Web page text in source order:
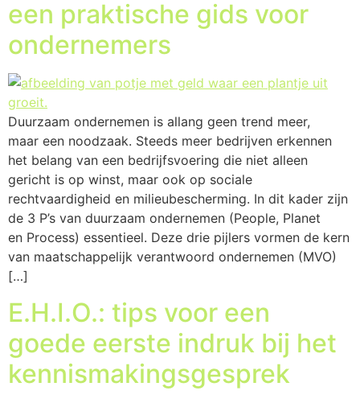
een praktische gids voor
ondernemers
Duurzaam ondernemen is allang geen trend meer,
maar een noodzaak. Steeds meer bedrijven erkennen
het belang van een bedrijfsvoering die niet alleen
gericht is op winst, maar ook op sociale
rechtvaardigheid en milieubescherming. In dit kader zijn
de 3 P’s van duurzaam ondernemen (People, Planet
en Process) essentieel. Deze drie pijlers vormen de kern
van maatschappelijk verantwoord ondernemen (MVO)
[…]
E.H.I.O.: tips voor een
goede eerste indruk bij het
kennismakingsgesprek